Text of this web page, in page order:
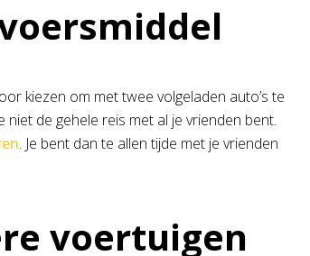
kiezen om met twee volgeladen auto’s te
de gehele reis met al je vrienden bent.
. Je bent dan te allen tijde met je vrienden
voertuigen